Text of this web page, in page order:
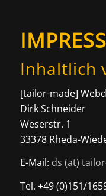
springen
springen
Inhaltlich
[tailor-made]
Dirk Schneider
Weserstr. 1
33378 Rheda-
E-Mail: ds (at)
Tel. +49 (0)151/